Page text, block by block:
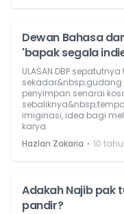
Dewan Bahasa
'bapak segala
ULASAN DBP
penyimpan senarai
imiginasi, idea bagi
karya.
Hazlan Zakaria ⋅ 10
Adakah Najib pak
pandir?